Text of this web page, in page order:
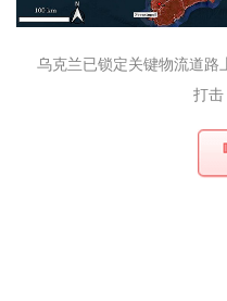
乌克兰已锁定关键物流道路
打击